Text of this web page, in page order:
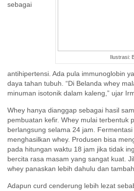
Ilustrasi:
sebagai
antihipertensi. Ada pula immunoglobin
daya tahan tubuh. “Di Belanda whey
minuman isotonik dalam kaleng,” ujar
Whey hanya dianggap sebagai hasil
pembuatan kefir. Whey mulai terbentuk
berlangsung selama 24 jam.
menghasilkan whey. Produsen bisa
pada hitungan waktu 18 jam jika tidak
bercita rasa masam yang sangat kuat.
whey panaskan lebih dahulu dan
Adapun curd cenderung lebih lezat